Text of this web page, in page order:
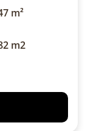
m²
m2